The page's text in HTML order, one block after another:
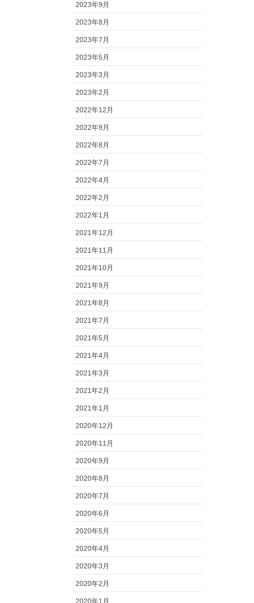
2023年9月
2023年8月
2023年7月
2023年5月
2023年3月
2023年2月
2022年12月
2022年9月
2022年8月
2022年7月
2022年4月
2022年2月
2022年1月
2021年12月
2021年11月
2021年10月
2021年9月
2021年8月
2021年7月
2021年5月
2021年4月
2021年3月
2021年2月
2021年1月
2020年12月
2020年11月
2020年9月
2020年8月
2020年7月
2020年6月
2020年5月
2020年4月
2020年3月
2020年2月
2020年1月